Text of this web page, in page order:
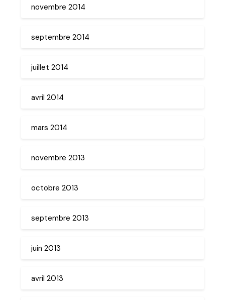
novembre 2014
septembre 2014
juillet 2014
avril 2014
mars 2014
novembre 2013
octobre 2013
septembre 2013
juin 2013
avril 2013